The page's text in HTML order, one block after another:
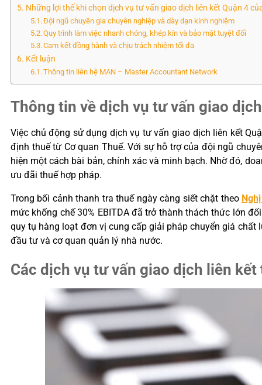
Những lợi thế khi chọn dịch vụ tư vấn giao dịch liên kết Quận 4
Đội ngũ chuyên gia chuyên nghiệp và dày dạn kinh nghiệm
Quy trình làm việc nhanh chóng, khép kín và bảo mật tuyệt đối
Cam kết đồng hành và chịu trách nhiệm tối đa
Kết luận
Thông tin liên hệ MAN – Master Accountant Network
Thông tin về dịch vụ tư vấn giao
Việc chủ động sử dụng dịch vụ tư vấn giao dịch liên kết
định thuế từ Cơ quan Thuế. Với sự hỗ trợ của đội ngũ
hiện một cách bài bản, chính xác và minh bạch. Nhờ đó,
ưu đãi thuế hợp pháp.
Trong bối cảnh thanh tra thuế ngày càng siết chặt theo
mức khống chế 30% EBITDA đã trở thành thách thức lớn
quy tụ hàng loạt đơn vị cung cấp giải pháp chuyển giá
đầu tư và cơ quan quản lý nhà nước.
Các dịch vụ tư vấn giao dịch liên